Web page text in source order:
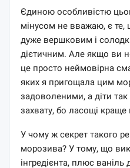
Єдиною особливістю
мінусом не вважаю, є
дуже вершковим і
дієтичним. Але якщо ви
це просто неймовірна
яких я пригощала цим
задоволеними, а діти
захвату, бо ласощі краще
У чому ж секрет такого
морозива? У тому, що
інгредієнта, плюс ваніль